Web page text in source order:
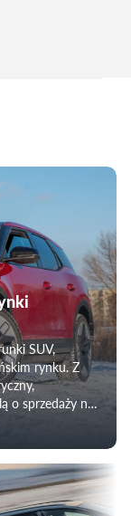
SUV,
rynku. Z
o sprzedaży na
wersja